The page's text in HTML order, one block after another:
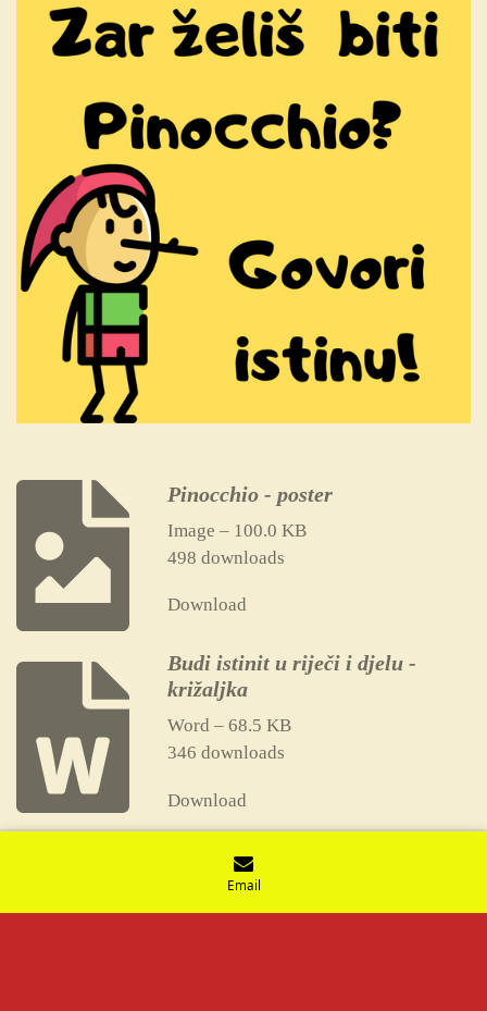
Pinocchio - poster
Image – 100.0 KB
498 downloads
Download
Budi istinit u riječi i djelu -
križaljka
Word – 68.5 KB
346 downloads
Download
Email